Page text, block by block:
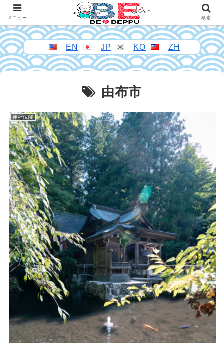
EN JP KO ZH
由布市
神社仏閣
メニュー 検索